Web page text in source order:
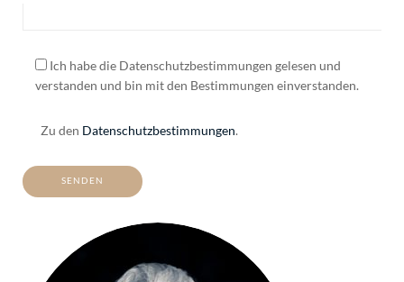
Ich habe die Datenschutzbestimmungen gelesen und
verstanden und bin mit den Bestimmungen einverstanden.
Zu den Datenschutzbestimmungen.